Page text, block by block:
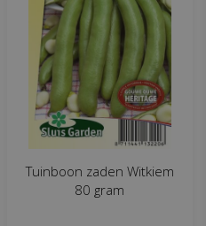
Tuinboon zaden Witkiem
80 gram